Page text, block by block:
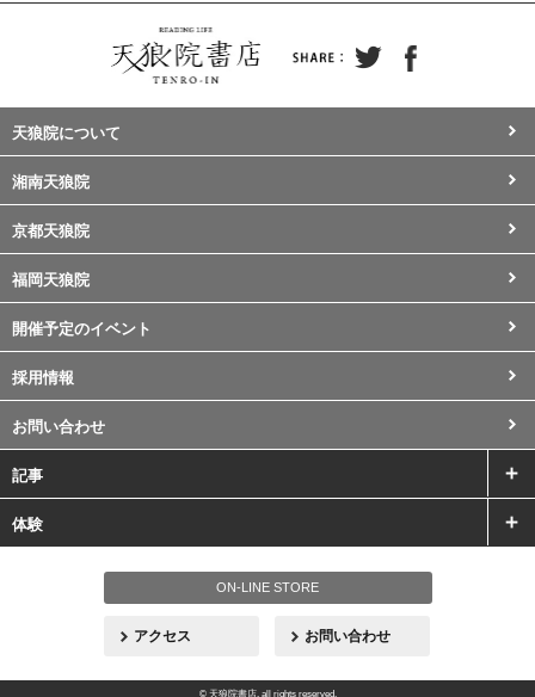
天狼院について
湘南天狼院
京都天狼院
福岡天狼院
開催予定のイベント
採用情報
お問い合わせ
記事
体験
ON-LINE STORE
アクセス お問い合わせ
© 天狼院書店. all rights reserved.